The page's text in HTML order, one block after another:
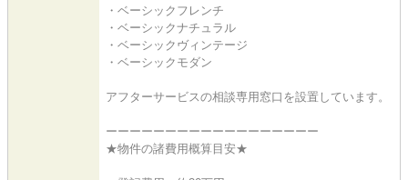
・ベーシックフレンチ
・ベーシックナチュラル
・ベーシックヴィンテージ
・ベーシックモダン
アフターサービスの相談専用窓口を設置しています。
ーーーーーーーーーーーーーーーーーー
★物件の諸費用概算目安★